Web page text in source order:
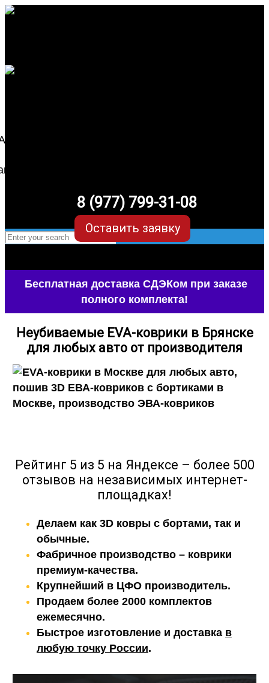
8 (977) 799-31-08
Оставить заявку
Бесплатная доставка СДЭКом при заказе
полного комплекта!
Неубиваемые EVA-коврики в Брянске
для любых авто от производителя
Рейтинг 5 из 5 на Яндексе – более 500
отзывов на независимых интернет-
площадках!
Делаем как 3D ковры с бортами, так и
обычные.
Фабричное производство – коврики
премиум-качества.
Крупнейший в ЦФО производитель.
Продаем более 2000 комплектов
ежемесячно.
Быстрое изготовление и доставка в
любую точку России.